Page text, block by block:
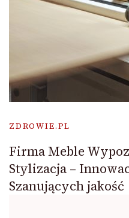
ZDROWIE.PL
Firma Meble
Stylizacja –
Szanujących jakość